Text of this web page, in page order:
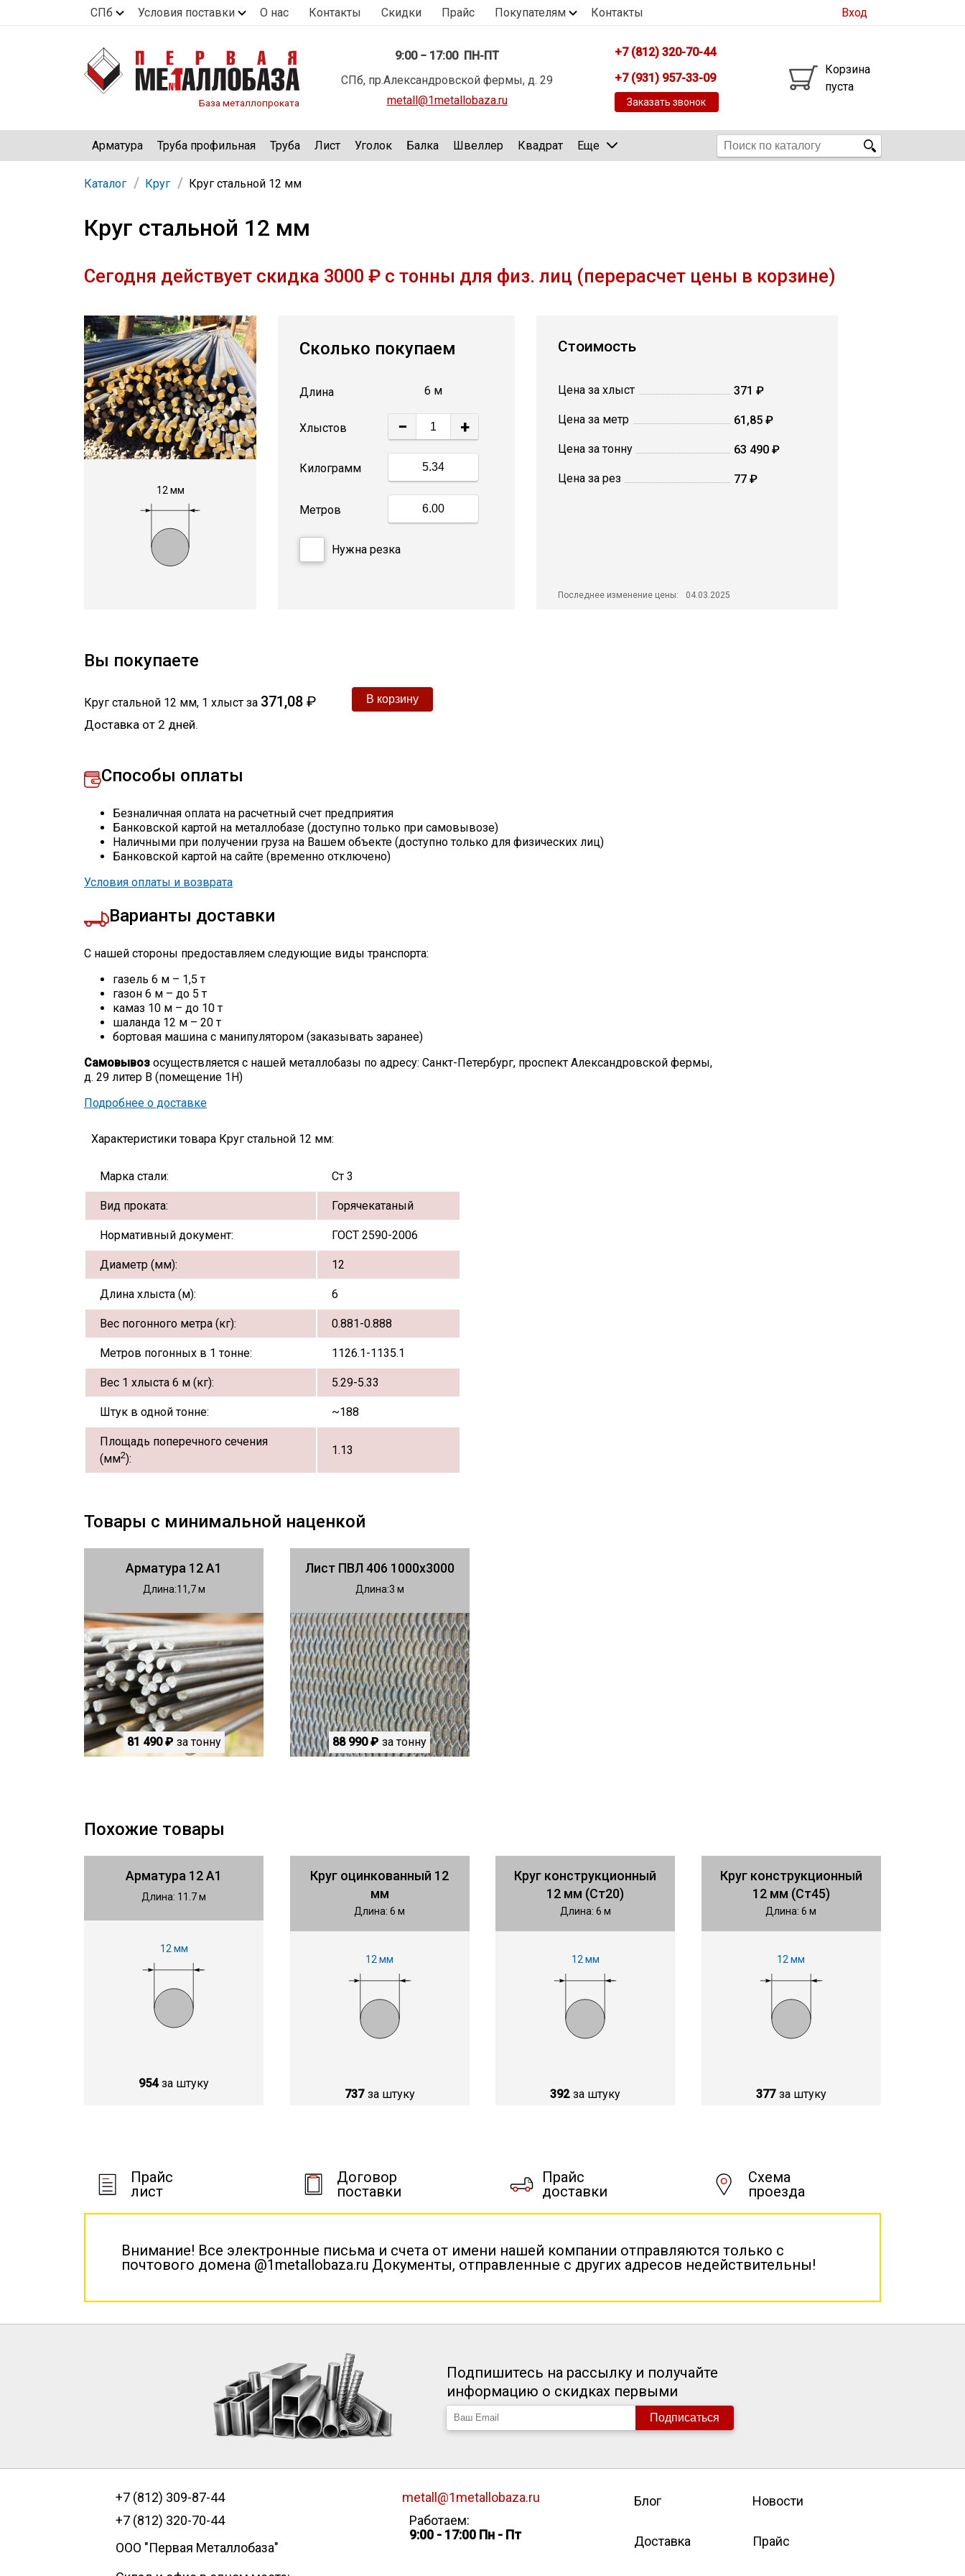
СПб Условия поставки О нас Контакты Скидки Прайс Покупателям Контакты Вход
База металлопроката
9:00 − 17:00 ПН-ПТ
СПб, пр.Александровской фермы, д. 29
metall@1metallobaza.ru
+7 (812) 320-70-44
+7 (931) 957-33-09
Заказать звонок
Корзина
пуста
Арматура Труба профильная Труба Лист Уголок Балка Швеллер Квадрат Еще
Каталог Круг Круг стальной 12 мм
Круг стальной 12 мм
Сегодня действует скидка 3000 ₽ с тонны для физ. лиц (перерасчет цены в корзине)
12 мм
Сколько покупаем
Длина 6 м
Хлыстов − +
Килограмм
Метров
Нужна резка
Стоимость
Цена за хлыст 371 ₽
Цена за метр 61,85 ₽
Цена за тонну 63 490 ₽
Цена за рез 77 ₽
Последнее изменение цены: 04.03.2025
Вы покупаете
Круг стальной 12 мм, 1 хлыст за 371,08 ₽
Доставка от 2 дней.
Способы оплаты
Безналичная оплата на расчетный счет предприятия
Банковской картой на металлобазе (доступно только при самовывозе)
Наличными при получении груза на Вашем объекте (доступно только для физических лиц)
Банковской картой на сайте (временно отключено)
Условия оплаты и возврата
Варианты доставки
С нашей стороны предоставляем следующие виды транспорта:
газель 6 м – 1,5 т
газон 6 м – до 5 т
камаз 10 м – до 10 т
шаланда 12 м – 20 т
бортовая машина с манипулятором (заказывать заранее)
Самовывоз осуществляется с нашей металлобазы по адресу: Санкт-Петербург, проспект Александровской фермы,
д. 29 литер В (помещение 1Н)
Подробнее о доставке
Характеристики товара Круг стальной 12 мм:
Марка стали: Ст 3
Вид проката: Горячекатаный
Нормативный документ: ГОСТ 2590-2006
Диаметр (мм): 12
Длина хлыста (м): 6
Вес погонного метра (кг): 0.881-0.888
Метров погонных в 1 тонне: 1126.1-1135.1
Вес 1 хлыста 6 м (кг): 5.29-5.33
Штук в одной тонне: ~188
Площадь поперечного сечения
(мм2):
1.13
Товары с минимальной наценкой
Арматура 12 А1
Длина 11,7
81 490 ₽ за тонну
Лист ПВЛ 406 1000х3000
Длина 3
88 990 ₽ за тонну
Похожие товары
Арматура 12 А1
Длина: 11.7 м
12 мм
954 за штуку
Круг оцинкованный 12
мм
Длина: 6 м
12 мм
737 за штуку
Круг конструкционный
12 мм (Ст20)
Длина: 6 м
12 мм
392 за штуку
Круг конструкционный
12 мм (Ст45)
Длина: 6 м
12 мм
377 за штуку
Прайс
лист
Договор
поставки
Прайс
доставки
Схема
проезда
Внимание! Все электронные письма и счета от имени нашей компании отправляются только с
почтового домена @1metallobaza.ru Документы, отправленные с других адресов недействительны!
Подпишитесь на рассылку и получайте
информацию о скидках первыми
Подписаться
+7 (812) 309-87-44
+7 (812) 320-70-44
ООО "Первая Металлобаза"
metall@1metallobaza.ru
Работаем:
9:00 - 17:00 Пн - Пт
Блог Новости
Доставка Прайс